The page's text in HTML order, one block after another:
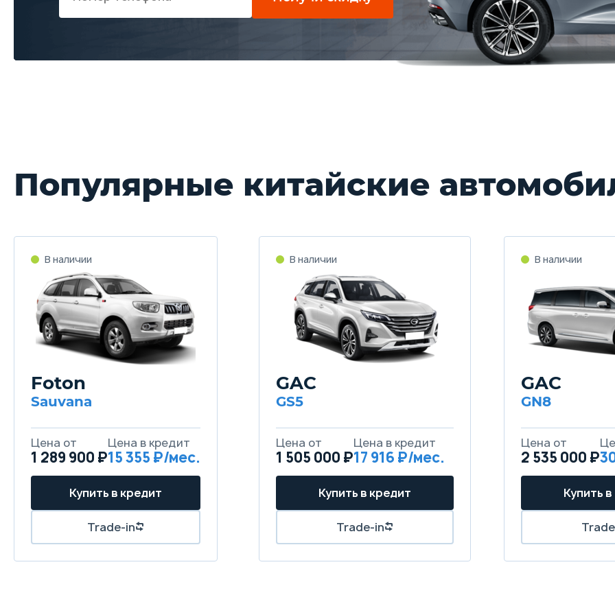
Популярные китайские
Foton
Sauvana
1 289 900 ₽15 355
GAC
GS5
1 505 000 ₽17 916
GAC
GN8
2 535 000 ₽